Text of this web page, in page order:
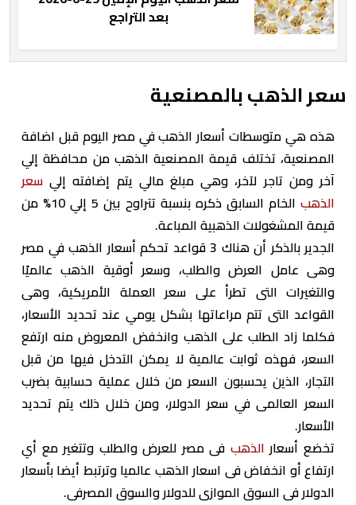
بعد التراجع
سعر الذهب بالمصنعية
هذه هي متوسطات أسعار الذهب في مصر اليوم قبل اضافة
المصنعية، تختلف قيمة المصنعية الذهب من محافظة إلي
آخر ومن تاجر لآخر، وهي مبلغ مالي يتم إضافته إلي سعر
الذهب
الخام السابق ذكره بنسبة تتراوح بين 5 إلي 10% من
قيمة المشغولات الذهبية المباعة.
الجدير بالذكر أن هناك 3 قواعد تحكم أسعار الذهب في مصر
وهى عامل العرض والطلب، وسعر أوقية الذهب عالميًا
والتغيرات التى تطرأ على سعر العملة الأمريكية، وهى
القواعد التى تتم مراعاتها بشكل يومي عند تحديد الأسعار،
فكلما زاد الطلب على الذهب وانخفض المعروض منه ارتفع
السعر، فهذه ثوابت عالمية لا يمكن التدخل فيها من قبل
التجار، الذين يحسبون السعر من خلال عملية حسابية بضرب
السعر العالمى في سعر الدولار، ومن خلال ذلك يتم تحديد
الأسعار.
تخضع أسعار الذهب فى مصر للعرض والطلب وتتغير مع أي
ارتفاع أو انخفاض فى اسعار الذهب عالميا وترتبط أيضا بأسعار
الدولار فى السوق الموازى للدولار والسوق المصرفى.